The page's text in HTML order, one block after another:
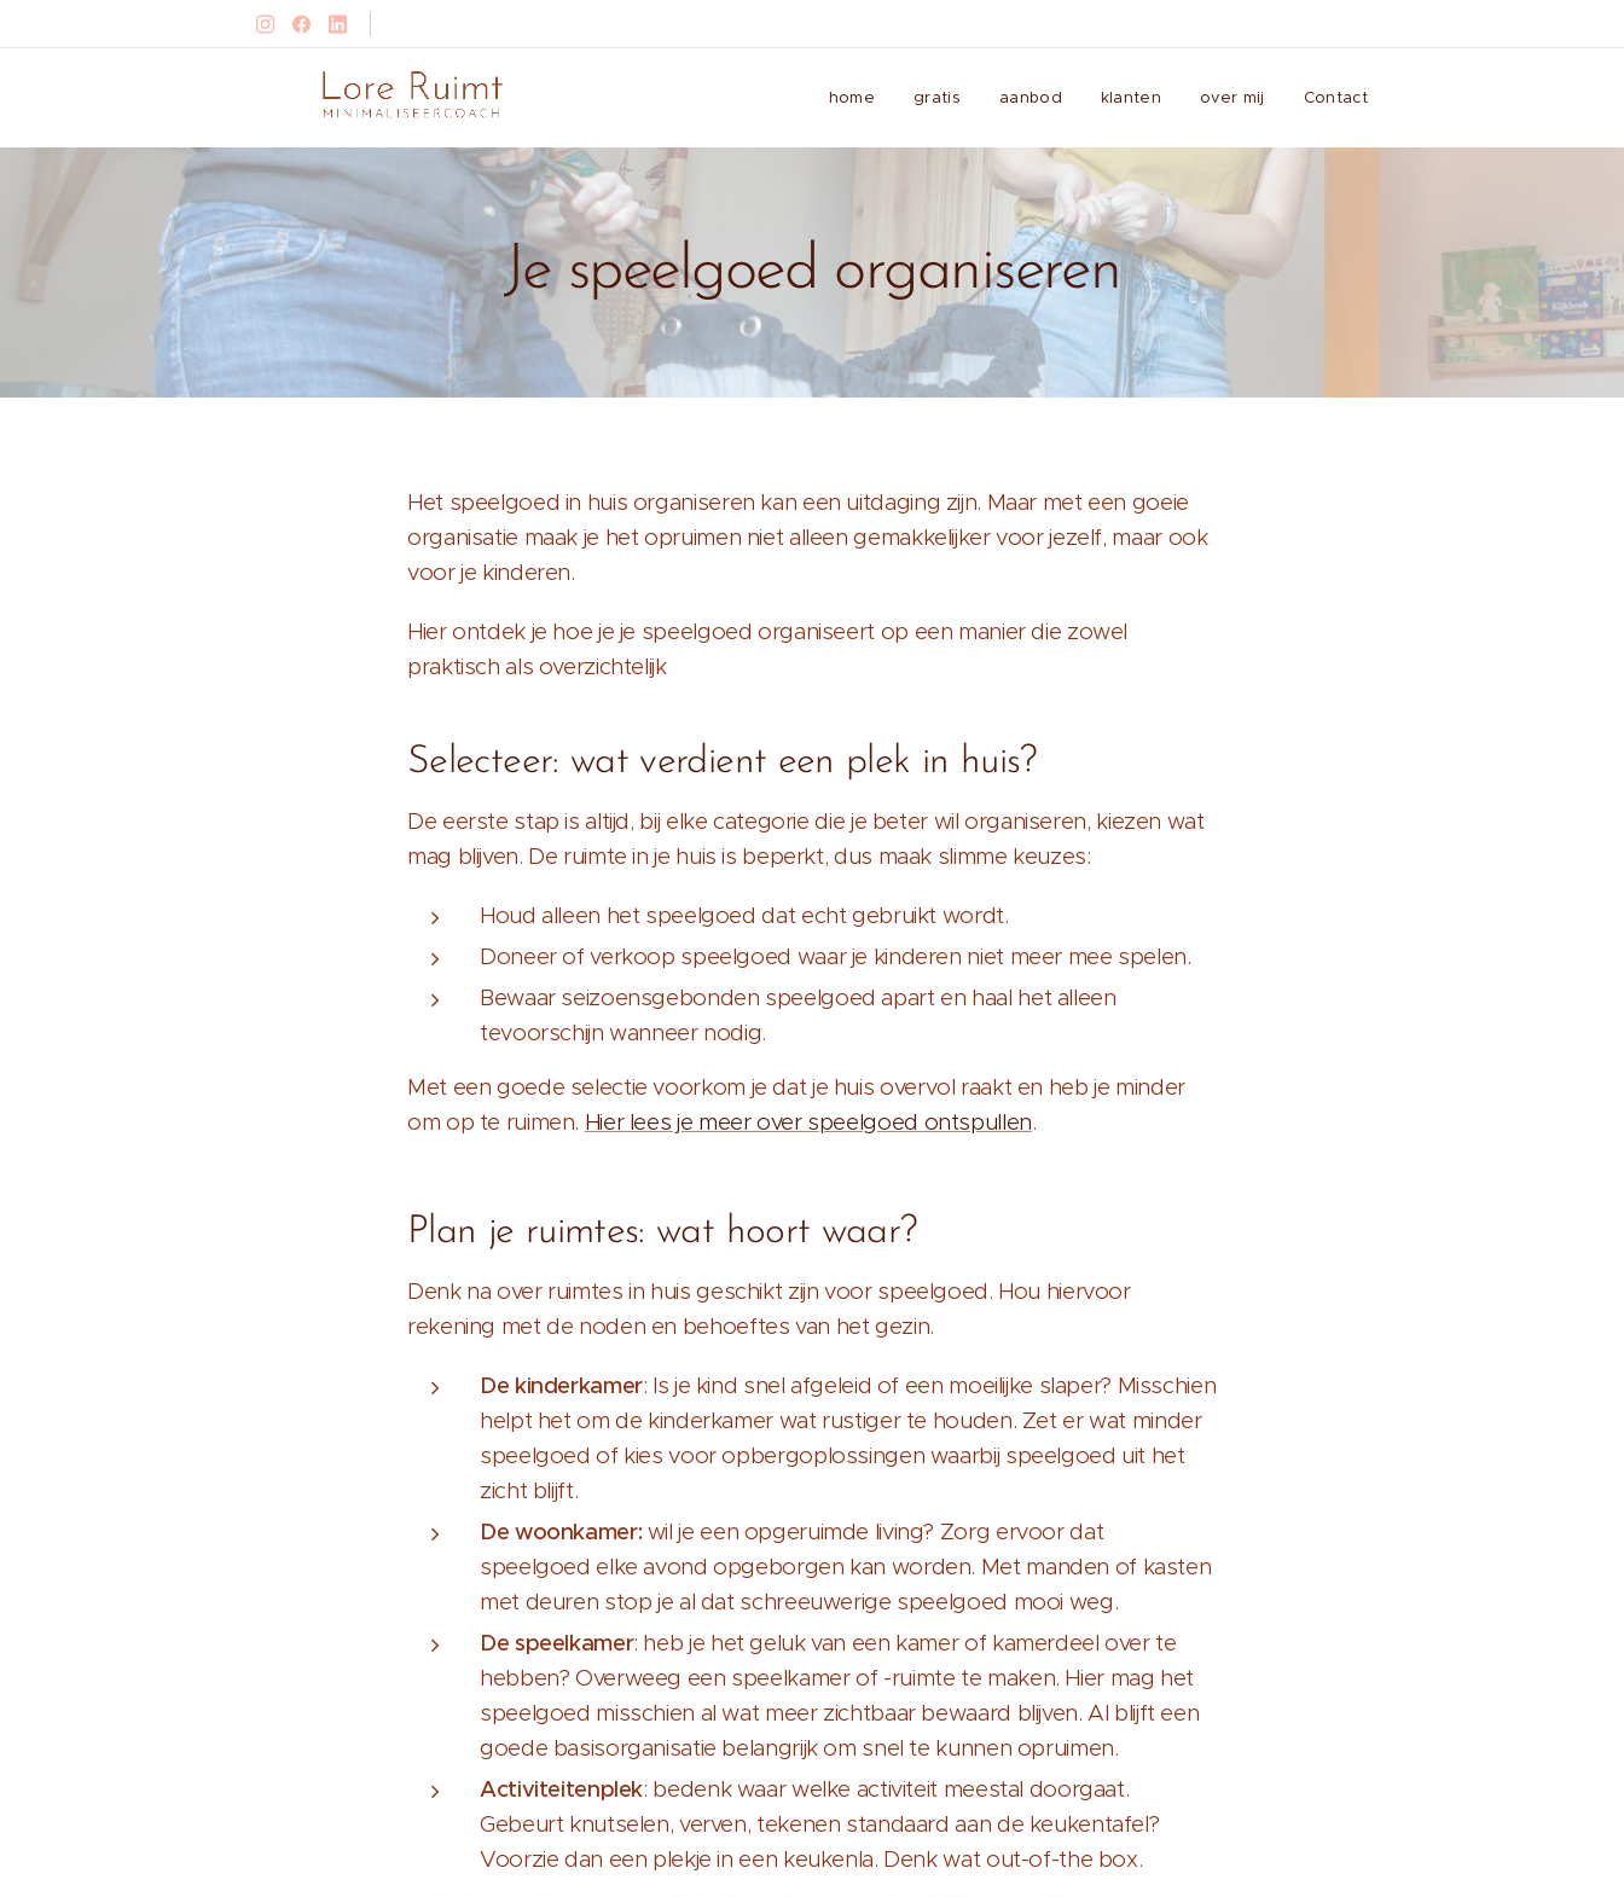
home gratis aanbod klanten over mij Contact
Je speelgoed organiseren
Het speelgoed in huis organiseren kan een uitdaging zijn. Maar met een goeie
organisatie maak je het opruimen niet alleen gemakkelijker voor jezelf, maar ook
voor je kinderen.
Hier ontdek je hoe je je speelgoed organiseert op een manier die zowel
praktisch als overzichtelijk
Selecteer: wat verdient een plek in huis?
De eerste stap is altijd, bij elke categorie die je beter wil organiseren, kiezen wat
mag blijven. De ruimte in je huis is beperkt, dus maak slimme keuzes:
Houd alleen het speelgoed dat echt gebruikt wordt.
Doneer of verkoop speelgoed waar je kinderen niet meer mee spelen.
Bewaar seizoensgebonden speelgoed apart en haal het alleen
tevoorschijn wanneer nodig.
Met een goede selectie voorkom je dat je huis overvol raakt en heb je minder
om op te ruimen. Hier lees je meer over speelgoed ontspullen.
Plan je ruimtes: wat hoort waar?
Denk na over ruimtes in huis geschikt zijn voor speelgoed. Hou hiervoor
rekening met de noden en behoeftes van het gezin.
De kinderkamer: Is je kind snel afgeleid of een moeilijke slaper? Misschien
helpt het om de kinderkamer wat rustiger te houden. Zet er wat minder
speelgoed of kies voor opbergoplossingen waarbij speelgoed uit het
zicht blijft.
De woonkamer:wil je een opgeruimde living? Zorg ervoor dat
speelgoed elke avond opgeborgen kan worden. Met manden of kasten
met deuren stop je al dat schreeuwerige speelgoed mooi weg.
De speelkamer: heb je het geluk van een kamer of kamerdeel over te
hebben? Overweeg een speelkamer of -ruimte te maken. Hier mag het
speelgoed misschien al wat meer zichtbaar bewaard blijven. Al blijft een
goede basisorganisatie belangrijk om snel te kunnen opruimen.
Activiteitenplek: bedenk waar welke activiteit meestal doorgaat.
Gebeurt knutselen, verven, tekenen standaard aan de keukentafel?
Voorzie dan een plekje in een keukenla. Denk wat out-of-the box.